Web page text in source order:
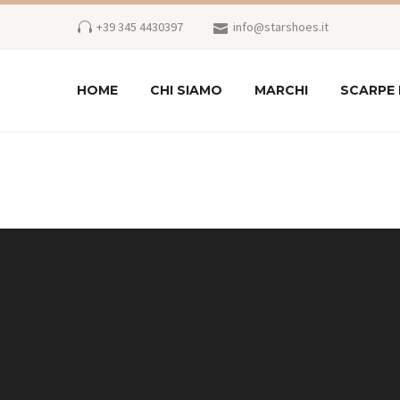
+39 345 4430397 info@starshoes.it
HOME CHI SIAMO MARCHI